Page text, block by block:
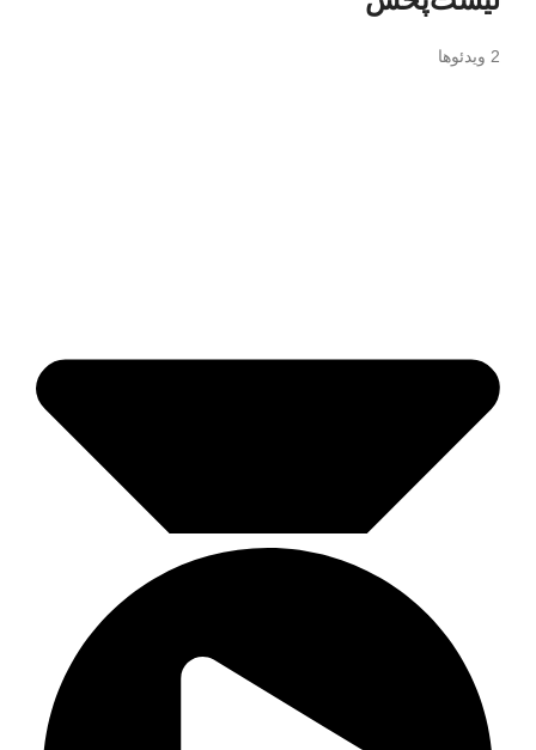
2 ویدئوها